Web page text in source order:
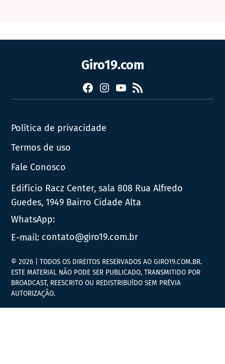
Giro19.com
FacebookInstagram
YouTube
RSS
Política de privacidade
Termos de uso
Fale Conosco
Edifício Racz Center, sala 808 Rua Alfredo
Guedes, 1949 Bairro Cidade Alta
WhatsApp:
E-mail: contato@giro19.com.br
© 2026 | TODOS OS DIREITOS RESERVADOS AO GIRO19.COM.BR.
ESTE MATERIAL NÃO PODE SER PUBLICADO, TRANSMITIDO POR
BROADCAST, REESCRITO OU REDISTRIBUÍDO SEM PRÉVIA
AUTORIZAÇÃO.